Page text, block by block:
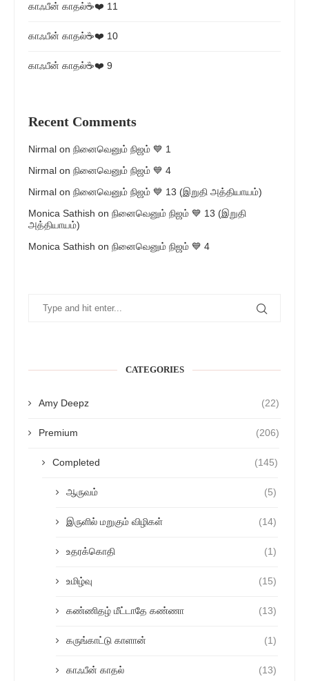
காஃபீன் காதல்☕❤️ 11
காஃபீன் காதல்☕❤️ 10
காஃபீன் காதல்☕❤️ 9
Recent Comments
Nirmal on நினைவெனும் நிஜம் 💙 1
Nirmal on நினைவெனும் நிஜம் 💙 4
Nirmal on நினைவெனும் நிஜம் 💙 13 (இறுதி அத்தியாயம்)
Monica Sathish on நினைவெனும் நிஜம் 💙 13 (இறுதி
அத்தியாயம்)
Monica Sathish on நினைவெனும் நிஜம் 💙 4
CATEGORIES
Amy Deepz (22)
Premium (206)
Completed (145)
ஆருவம் (5)
இருளில் மறுகும் விழிகள் (14)
உதரக்கொதி (1)
உமிழ்வு (15)
கண்ணிதழ் மீட்டாதே கண்ணா (13)
கருங்காட்டு காளான் (1)
காஃபீன் காதல் (13)